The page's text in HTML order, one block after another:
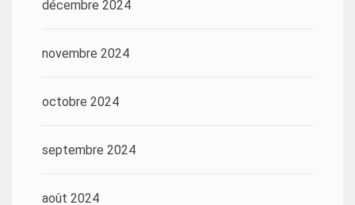
décembre 2024
novembre 2024
octobre 2024
septembre 2024
août 2024